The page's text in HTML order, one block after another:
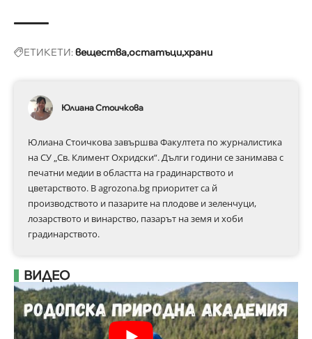
ЕТИКЕТИ:веществаостатъцихрани
Юлиана Стоичкова
Юлиана Стоичкова завършва Факултета по журналистика
на СУ „Св. Климент Охридски“. Дълги години се занимава с
печатни медии в областта на градинарството и
цветарството. В agrozona.bg приоритет са й
производството и пазарите на плодове и зеленчуци,
лозарството и винарство, пазарът на земя и хоби
градинарството.
ВИДЕО